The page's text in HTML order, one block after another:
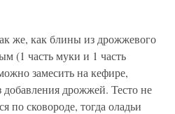
же, как блины из дрожжевого
(1 часть муки и 1 часть
замесить на кефире,
добавления дрожжей. Тесто не
по сковороде, тогда оладьи